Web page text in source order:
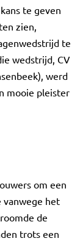
te geven
zien,
te
wedstrijd, CV
werd
mooie pleister
om een
vanwege het
de
trots een